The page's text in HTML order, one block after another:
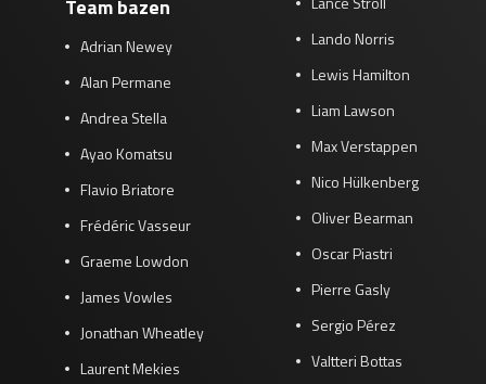
Team bazen
Adrian Newey
Alan Permane
Andrea Stella
Ayao Komatsu
Flavio Briatore
Frédéric Vasseur
Graeme Lowdon
James Vowles
Jonathan Wheatley
Laurent Mekies
Lando Norris
Lewis Hamilton
Liam Lawson
Max Verstappen
Nico Hülkenberg
Oliver Bearman
Oscar Piastri
Pierre Gasly
Sergio Pérez
Valtteri Bottas